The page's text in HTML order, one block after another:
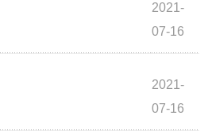
2021-
07-16
2021-
07-16